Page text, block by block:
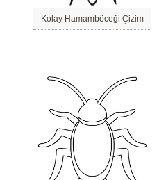
Kolay Hamamböceği Çizim